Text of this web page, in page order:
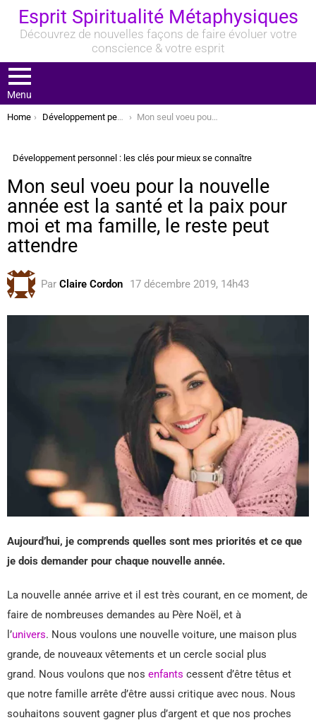
Esprit Spiritualité Métaphysiques
Découvrez de nouvelles façons de faire évoluer votre
conscience & votre esprit
Menu
You are here:
Home Développement personnel : les clés pour mieux se connaître Mon seul voeu pour la nouvelle année est la santé et la paix pour moi et ma famille, le reste peut attendre
Développement personnel : les clés pour mieux se connaître
Mon seul voeu pour la nouvelle
année est la santé et la paix pour
moi et ma famille, le reste peut
attendre
Par Claire Cordon 17 décembre 2019, 14h43
Aujourd’hui, je comprends quelles sont mes priorités et ce que
je dois demander pour chaque nouvelle année.
La nouvelle année arrive et il est très courant, en ce moment, de
faire de nombreuses demandes au Père Noël, et à
l’univers. Nous voulons une nouvelle voiture, une maison plus
grande, de nouveaux vêtements et un cercle social plus
grand. Nous voulons que nos enfants cessent d’être têtus et
que notre famille arrête d’être aussi critique avec nous. Nous
souhaitons souvent gagner plus d’argent et que nos proches